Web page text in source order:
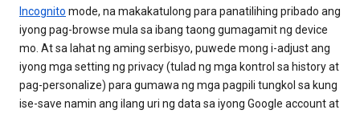
Incognito mode, na makakatulong para panatilihing pribado ang
iyong pag-browse mula sa ibang taong gumagamit ng device
mo. At sa lahat ng aming serbisyo, puwede mong i-adjust ang
iyong mga setting ng privacy (tulad ng mga kontrol sa history at
pag-personalize) para gumawa ng mga pagpili tungkol sa kung
ise-save namin ang ilang uri ng data sa iyong Google account at